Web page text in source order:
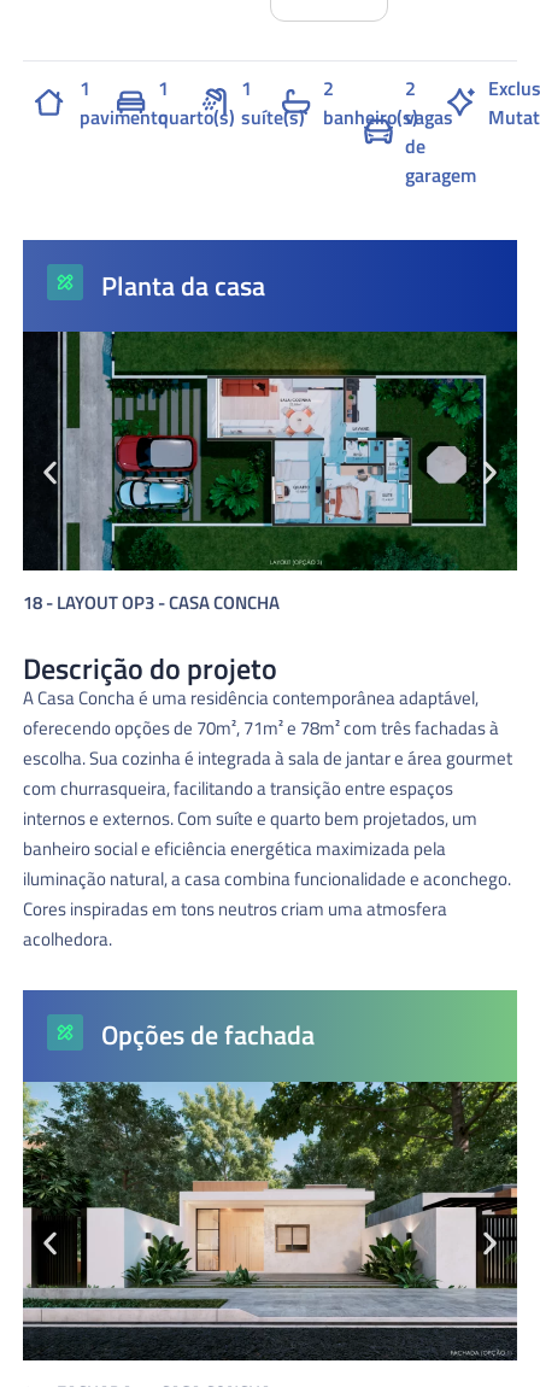
1
pavimento
1
quarto(s)
1
suíte(s)
2
banheiro(s)
2
vagas
de
garagem
Planta da casa
16 - LAYOUT OP1 - CASA CONCHA
Descrição do projeto
A Casa Concha é uma residência contemporânea adaptável,
oferecendo opções de 70m², 71m² e 78m² com três fachadas à
escolha. Sua cozinha é integrada à sala de jantar e área gourmet
com churrasqueira, facilitando a transição entre espaços
internos e externos. Com suíte e quarto bem projetados, um
banheiro social e eficiência energética maximizada pela
iluminação natural, a casa combina funcionalidade e aconchego.
Cores inspiradas em tons neutros criam uma atmosfera
acolhedora.
Opções de fachada